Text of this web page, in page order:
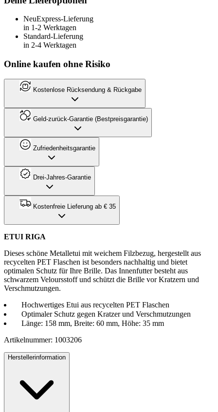
NeuExpress-Lieferung
in 1-2 Werktagen
Standard-Lieferung
in 2-4 Werktagen
Online kaufen ohne Risiko
Kostenlose Rücksendung & Rückgabe
Geld-zurück-Garantie (Bestpreisgarantie)
Zufriedenheitsgarantie
Drei-Jahres-Garantie
Kostenfreie Lieferung ab € 35
ETUI RIGA
Dieses schöne Metalletui mit weichem Filzbezug, hergestellt aus
recycelten PET Flaschen ist besonders nachhaltig und bietet
optimalen Schutz für Ihre Brille. Das Innenfutter besteht aus
schwarzem Veloursstoff und schützt die Brille vor Kratzern und
Verschmutzungen.
Hochwertiges Etui aus recycelten PET Flaschen
Optimaler Schutz gegen Kratzer und Verschmutzungen
Länge: 158 mm, Breite: 60 mm, Höhe: 35 mm
Artikelnummer: 1003206
Herstellerinformation